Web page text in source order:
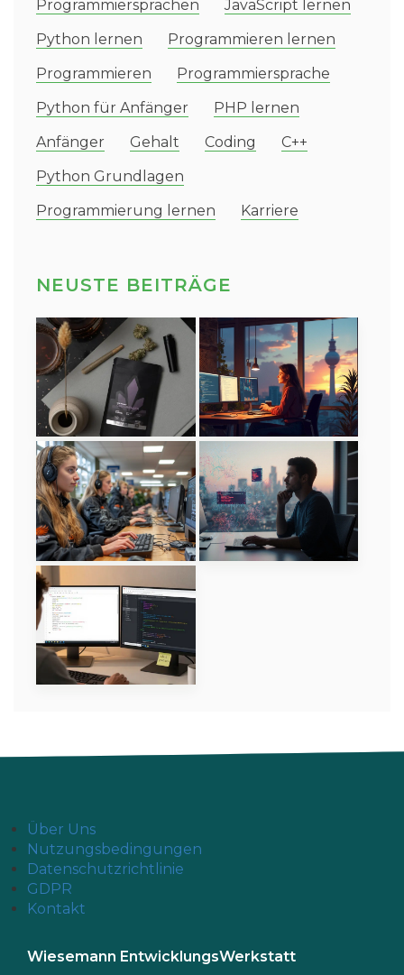
Programmiersprachen
JavaScript lernen
Python lernen
Programmieren lernen
Programmieren
Programmiersprache
Python für Anfänger
PHP lernen
Anfänger
Gehalt Coding
C++
Python Grundlagen
Programmierung lernen
Karriere
NEUSTE BEITRÄGE
Über Uns
Nutzungsbedingungen
Datenschutzrichtlinie
GDPR
Kontakt
Wiesemann EntwicklungsWerkstatt